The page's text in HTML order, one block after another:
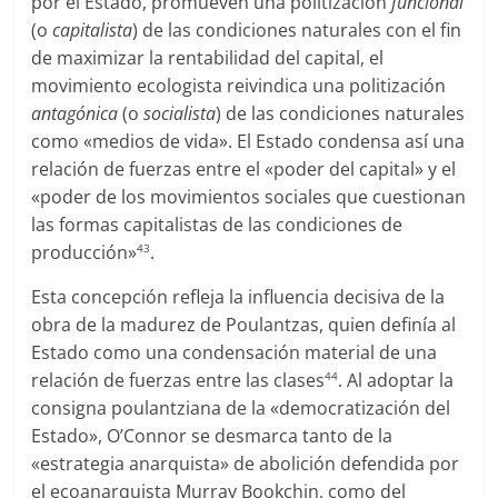
(ocapitalista) de las condiciones naturales con el fin
de maximizar la rentabilidad del capital, el
movimiento ecologista reivindica una politización
antagónica(osocialista) de las condiciones naturales
como «medios de vida». El Estado condensa así una
relación de fuerzas entre el «poder del capital» y el
«poder de los movimientos sociales que cuestionan
las formas capitalistas de las condiciones de
producción»43.
Esta concepción refleja la influencia decisiva de la
obra de la madurez de Poulantzas, quien definía al
Estado como una condensación material de una
relación de fuerzas entre las clases44. Al adoptar la
consigna poulantziana de la «democratización del
Estado», O’Connor se desmarca tanto de la
«estrategia anarquista» de abolición defendida por
el ecoanarquista Murray Bookchin, como del